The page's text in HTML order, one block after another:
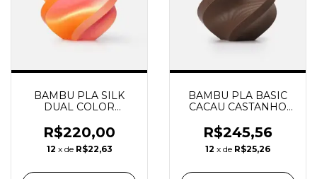
BAMBU PLA SILK
DUAL COLOR
CARRETEL
REUTILIZAVEL
BAMBU
R$220,00
12 x de R$22,63
BAMBU PLA BASIC
CACAU CASTANHO
REUTILIZAVEL
BAMBU
R$245,56
12 x de R$25,26